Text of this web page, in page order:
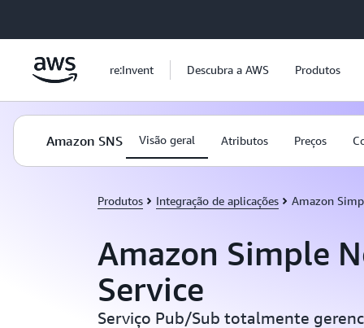
re:Invent Descubra a AWS Produtos
Amazon SNS Visão geral Atributos Preços
Produtos Integração de aplicações Amazon
Amazon Simple
Service
Serviço Pub/Sub totalmente